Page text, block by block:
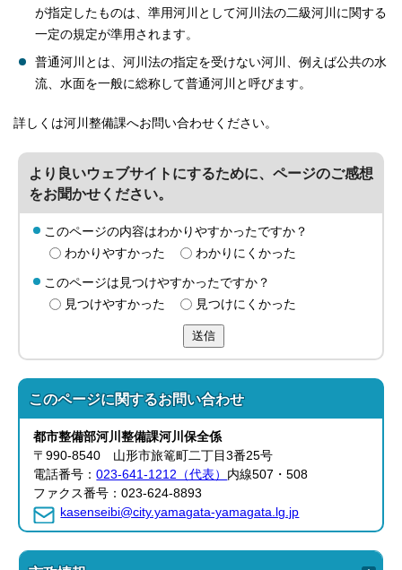
が指定したものは、準用河川として河川法の二級河川に関する
一定の規定が準用されます。
普通河川とは、河川法の指定を受けない河川、例えば公共の水
流、水面を一般に総称して普通河川と呼びます。
詳しくは河川整備課へお問い合わせください。
より良いウェブサイトにするために、ページのご感想
をお聞かせください。
このページの内容はわかりやすかったですか？
わかりやすかった
わかりにくかった
このページは見つけやすかったですか？
見つけやすかった
見つけにくかった
送信
このページに関するお問い合わせ
都市整備部河川整備課河川保全係
〒990-8540 山形市旅篭町二丁目3番25号
電話番号：023-641-1212（代表） 内線507・508
ファクス番号：023-624-8893
kasenseibi@city.yamagata-yamagata.lg.jp